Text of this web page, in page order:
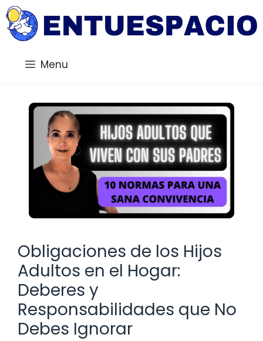
Saltar
al
contenido
Menu
Obligaciones de los Hijos
Adultos en el Hogar:
Deberes y
Responsabilidades que No
Debes Ignorar